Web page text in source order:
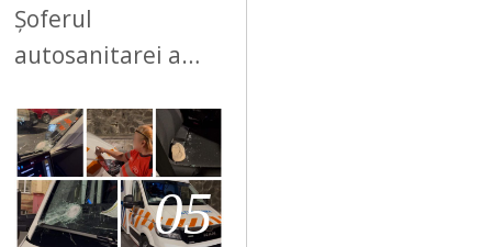
Șoferul
autosanitarei a…
05